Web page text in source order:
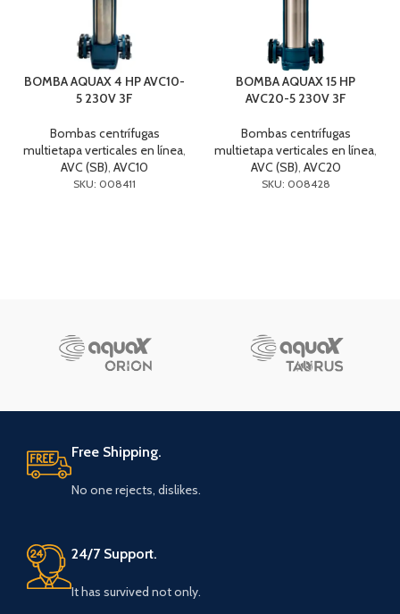
BOMBA AQUAX 4 HP AVC10-
5 230V 3F
Bombas centrífugas
multietapa verticales en línea,
AVC (SB), AVC10
SKU: 008411
BOMBA AQUAX 15 HP
AVC20-5 230V 3F
Bombas centrífugas
multietapa verticales en línea,
AVC (SB), AVC20
SKU: 008428
Free Shipping.
No one rejects, dislikes.
24/7 Support.
It has survived not only.